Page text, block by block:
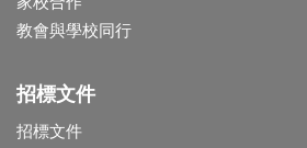
教會與學校同行
招標文件
招標文件